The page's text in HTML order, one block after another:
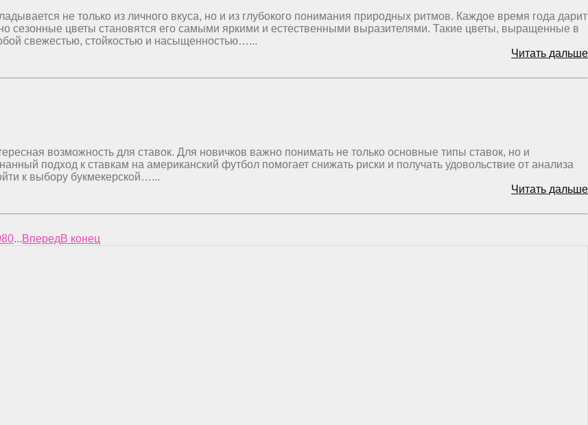
не только из личного вкуса, но и из глубокого понимания природных ритмов. Каждое время года дарит
сезонные цветы становятся его самыми яркими и естественными выразителями. Такие цветы, выращенные в
свежестью, стойкостью и насыщенностью…...
Читать дальше
возможность для ставок. Для новичков важно понимать не только основные типы ставок, но и
подход к ставкам на американский футбол помогает снижать риски и получать удовольствие от анализа
к выбору букмекерской…...
Читать дальше
80...ВпередВ конец